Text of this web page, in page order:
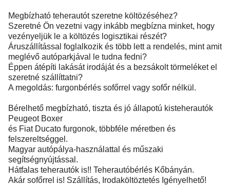
Megbízható teherautót szeretne költözéséhez?
Szeretné Ön vezetni vagy inkább megbízna minket, hogy
vezényeljük le a költözés logisztikai részét?
Áruszállítással foglalkozik és több lett a rendelés, mint amit
meglévő autóparkjával le tudna fedni?
Éppen átépíti lakását irodáját és a bezsákolt törmeléket el
szeretné szállíttatni?
A megoldás: furgonbérlés sofőrrel vagy sofőr nélkül.
Bérelhető megbízható, tiszta és jó állapotú kisteherautók
Peugeot Boxer
és Fiat Ducato furgonok, többféle méretben és
felszereltséggel.
Magyar autópálya-használattal és műszaki
segítségnyújtással.
Hátfalas teherautók is!! Teherautóbérlés Kőbányán.
Akár sofőrrel is! Szállítás, Irodaköltöztetés Igényelhető!